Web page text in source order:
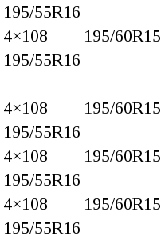
195/55R16
4×108
195/60R15
195/55R16
4×108
195/60R15
195/55R16
4×108
195/60R15
195/55R16
4×108
195/60R15
195/55R16